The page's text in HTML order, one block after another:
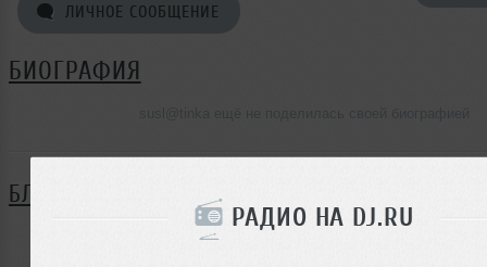
РАДИО НА DJ.RU
ЛИЧНОЕ СООБЩЕНИЕ
БИОГРАФИЯ
БЛОГ